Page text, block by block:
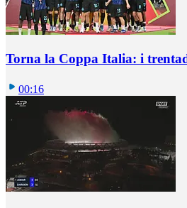
Torna la Coppa Italia: i
00:16